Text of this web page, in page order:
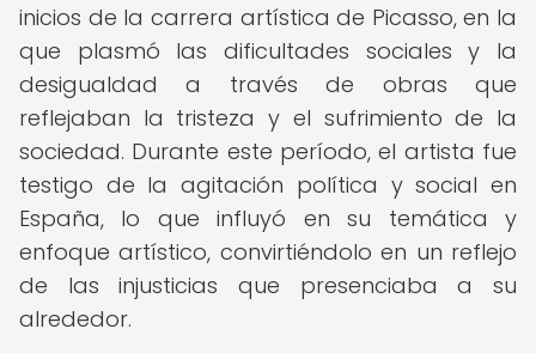
inicios de la carrera artística de Picasso, en la
que plasmó las dificultades sociales y la
desigualdad a través de obras que
reflejaban la tristeza y el sufrimiento de la
sociedad. Durante este período, el artista fue
testigo de la agitación política y social en
España, lo que influyó en su temática y
enfoque artístico, convirtiéndolo en un reflejo
de las injusticias que presenciaba a su
alrededor.